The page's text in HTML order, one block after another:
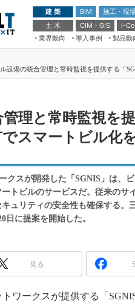
建 築 BIM 施工・現
土 木
CIM・GIS i-
業界動向
導入事例 製品動
ドローンがもたらす建
ムチェンジ” Ver.2.0
“Society5.0”時代のス
VR／ARが描くモノづ
第8回
築・土
Japan
2020
日本 も
メンテ
2019
ル設備の統合管理と常時監視を提供する「
管理と常時監視を
スマートビル化
クスが開発した「SGNIS」は、
トビルのサービスだ。従来のサ
ュリティの安全性も確保する。
日に提案を開始した。
見る
ワークスが提供する「